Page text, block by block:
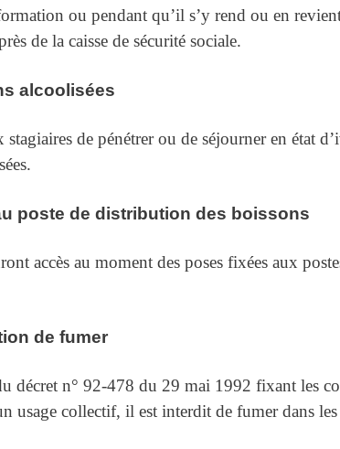
ou pendant qu’il s’y rend ou en
de la caisse de sécurité sociale.
alcoolisées
de pénétrer ou de séjourner en état
poste de distribution des boissons
accès au moment des poses fixées aux
de fumer
décret n° 92-478 du 29 mai 1992 fixant les
usage collectif, il est interdit de fumer dans les